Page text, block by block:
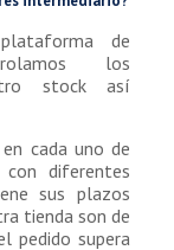
de
los
stock así
cada uno de
diferentes
sus plazos
tienda son de
pedido supera